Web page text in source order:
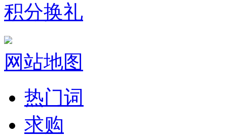
积分换礼
网站地图
热门词
求购